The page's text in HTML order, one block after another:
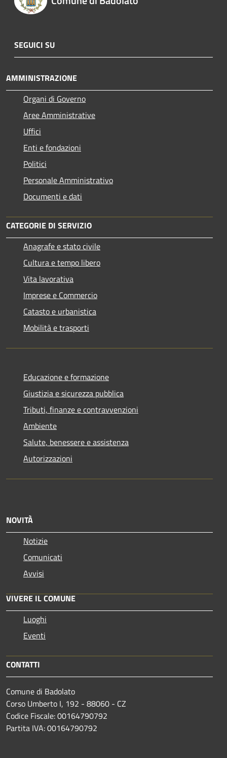
SEGUICI SU
AMMINISTRAZIONE
Organi di Governo
Aree Amministrative
Uffici
Enti e fondazioni
Politici
Personale Amministrativo
Documenti e dati
CATEGORIE DI SERVIZIO
Anagrafe e stato civile
Cultura e tempo libero
Vita lavorativa
Imprese e Commercio
Catasto e urbanistica
Mobilità e trasporti
Educazione e formazione
Giustizia e sicurezza pubblica
Tributi, finanze e contravvenzioni
Ambiente
Salute, benessere e assistenza
Autorizzazioni
NOVITÀ
Notizie
Comunicati
Avvisi
VIVERE IL COMUNE
Luoghi
Eventi
CONTATTI
Comune di Badolato
Corso Umberto I, 192 - 88060 - CZ
Codice Fiscale: 00164790792
Partita IVA: 00164790792